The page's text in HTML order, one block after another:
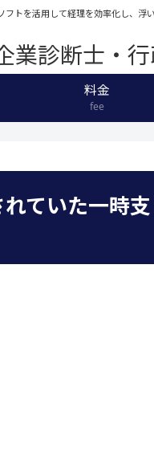
を活用して経理を効率化し、浮
業診断士・
料金
fee
ていた一時支